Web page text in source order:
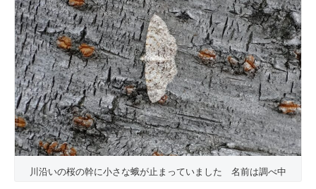
川沿いの桜の幹に小さな蛾が止まっていました 名前は調べ中